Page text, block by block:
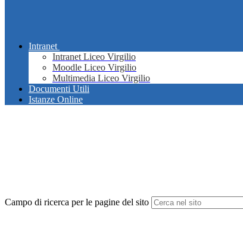
Intranet
Intranet Liceo Virgilio
Moodle Liceo Virgilio
Multimedia Liceo Virgilio
Documenti Utili
Istanze Online
Campo di ricerca per le pagine del sito